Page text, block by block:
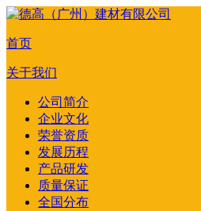
首页
关于我们
公司简介
企业文化
荣誉资质
发展历程
产品研发
质量保证
全国分布